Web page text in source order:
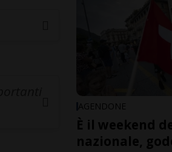
AGENDONE
È il weekend
nazionale,